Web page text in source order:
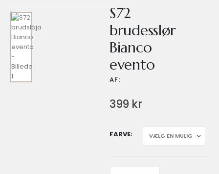
S72
brudesslør
Bianco
evento
AF:
399 kr
FARVE